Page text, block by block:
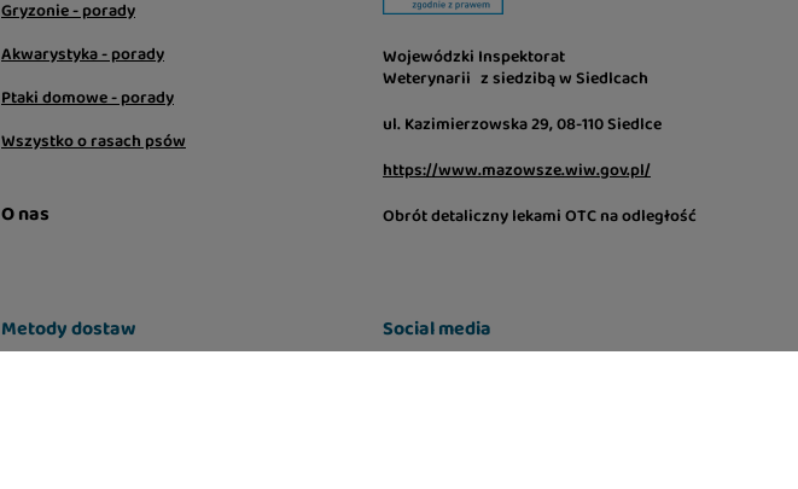
Gryzonie - porady
Akwarystyka - porady
Ptaki domowe - porady
Wszystko o rasach psów
O nas
Wojewódzki Inspektorat
Weterynarii z siedzibą w Siedlcach
ul. Kazimierzowska 29, 08-110 Siedlce
https://www.mazowsze.wiw.gov.pl/
Obrót detaliczny lekami OTC na odległość
Metody dostaw Social media